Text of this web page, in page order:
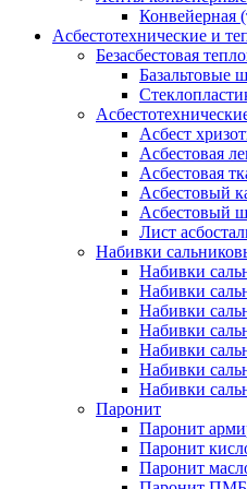
Конвейерная
Асбестотехнические и
Безасбестовая
Базальтовые
Асбест
Асбестовая
Асбестовая
Асбестовый
Асбестовый
Лист
Набивки
Набивки
Набивки
Набивки
Набивки
Набивки
Набивки
Набивки
Паронит
Паронит
Паронит
Паронит